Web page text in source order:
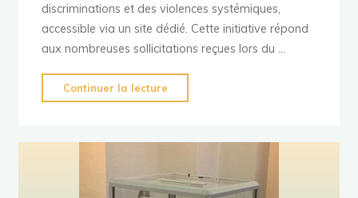
discriminations et des violences systémiques,
accessible via un site dédié. Cette initiative répond
aux nombreuses sollicitations reçues lors du …
Continuer la lecture
de
des
et